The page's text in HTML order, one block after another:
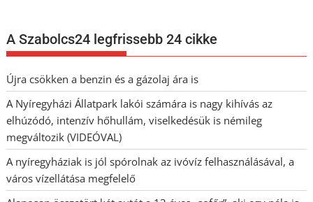
A Szabolcs24 legfrissebb 24 cikke
Újra csökken a benzin és a gázolaj ára is
A Nyíregyházi Állatpark lakói számára is nagy kihívás az
elhúzódó, intenzív hőhullám, viselkedésük is némileg
megváltozik (VIDEÓVAL)
A nyíregyháziak is jól spórolnak az ivóvíz felhasználásával, a
város vízellátása megfelelő